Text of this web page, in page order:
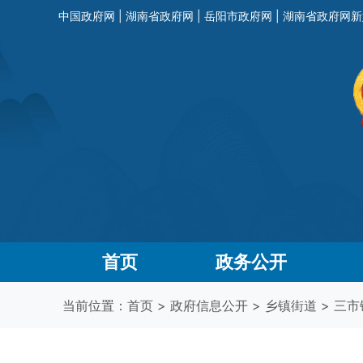
中国政府网 湖南省政府网 岳阳市政府网 湖南省政府网
首页 政务公开
当前位置： 首页 > 政府信息公开 > 乡镇街道 > 三市